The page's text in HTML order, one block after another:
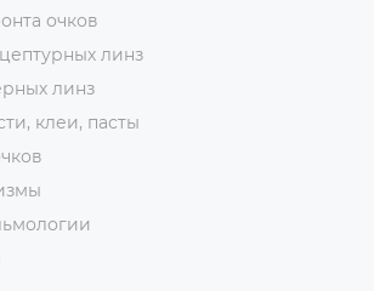
очков
линз
линз
клеи, пасты